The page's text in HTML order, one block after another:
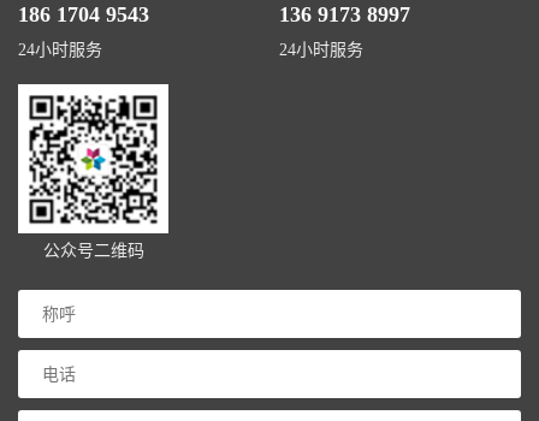
186 1704 9543
24小时服务
136 9173 8997
24小时服务
公众号二维码